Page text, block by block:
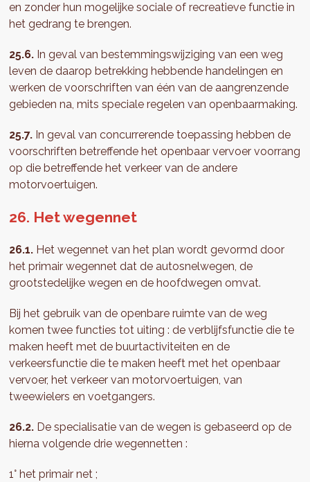
en zonder hun mogelijke sociale of recreatieve functie in
het gedrang te brengen.
25.6. In geval van bestemmingswijziging van een weg
leven de daarop betrekking hebbende handelingen en
werken de voorschriften van één van de aangrenzende
gebieden na, mits speciale regelen van openbaarmaking.
25.7. In geval van concurrerende toepassing hebben de
voorschriften betreffende het openbaar vervoer voorrang
op die betreffende het verkeer van de andere
motorvoertuigen.
26. Het wegennet
26.1. Het wegennet van het plan wordt gevormd door
het primair wegennet dat de autosnelwegen, de
grootstedelijke wegen en de hoofdwegen omvat.
Bij het gebruik van de openbare ruimte van de weg
komen twee functies tot uiting : de verblijfsfunctie die te
maken heeft met de buurtactiviteiten en de
verkeersfunctie die te maken heeft met het openbaar
vervoer, het verkeer van motorvoertuigen, van
tweewielers en voetgangers.
26.2. De specialisatie van de wegen is gebaseerd op de
hierna volgende drie wegennetten :
1° het primair net ;